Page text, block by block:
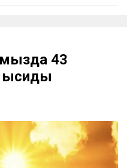
43
ысиды